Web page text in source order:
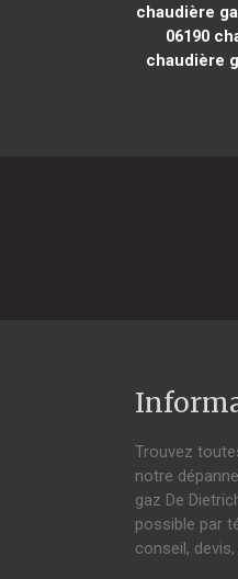
chaudière
06190
chaudière
Trouvez
notre
gaz De
possible par
conseil,